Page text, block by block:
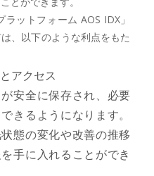
ットフォーム AOS IDX」
、以下のような利点をもた
アクセス
安全に保存され、必要
きるようになります。
態の変化や改善の推移
手に入れることができ